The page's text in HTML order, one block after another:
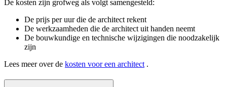
De kosten zijn grofweg als volgt samengesteld:
De prijs per uur die de architect rekent
De werkzaamheden die de architect uit handen neemt
De bouwkundige en technische wijzigingen die noodzakelijk
zijn
Lees meer over de kosten voor een architect .